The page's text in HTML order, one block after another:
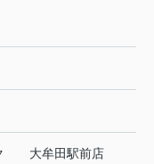
大牟田駅前店